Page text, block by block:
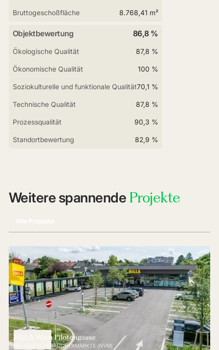
Bruttogeschoßfläche 8.768,41 m²
Objektbewertung 86,8 %
Ökologische Qualität 87,8 %
Ökonomische Qualität 100 %
Soziokulturelle und funktionale Qualität70,1 %
Technische Qualität 87,8 %
Prozessqualität 90,3 %
Standortbewertung 82,9 %
Weitere spannende Projekte
BILLA Wien Pilotengasse
NEUBAU VERBRAUCHERMÄRKTE (NVM)